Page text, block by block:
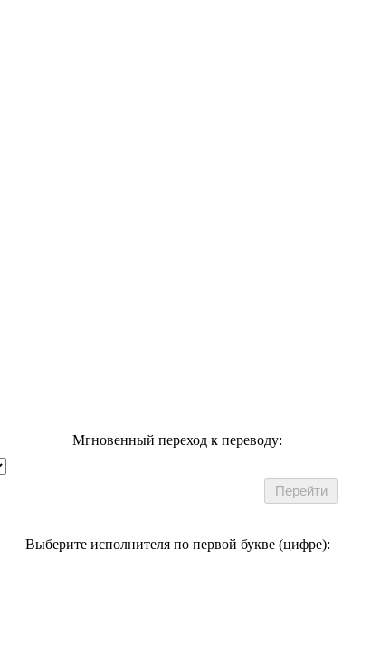
Мгновенный переход к переводу:
Выберите исполнителя по первой букве (цифре):